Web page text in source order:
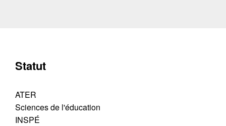
Statut
ATER
Sciences de l'éducation
INSPÉ